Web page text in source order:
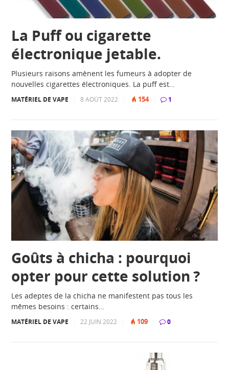
La Puff ou cigarette
électronique jetable.
Plusieurs raisons amènent les fumeurs à adopter de
nouvelles cigarettes électroniques. La puff est…
MATÉRIEL DE VAPE 8 AOÛT 2022 154 1
Goûts à chicha : pourquoi
opter pour cette solution ?
Les adeptes de la chicha ne manifestent pas tous les
mêmes besoins : certains…
MATÉRIEL DE VAPE 22 JUIN 2022 109 0